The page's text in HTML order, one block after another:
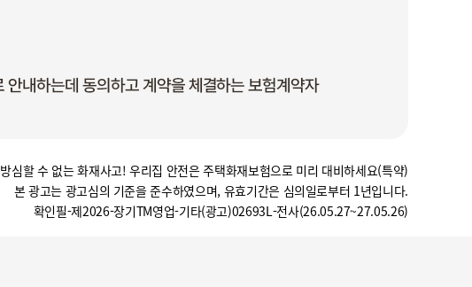
방심할 수 없는 화재사고! 우리집 안전은 주택화재보험으로 미리 대비하세요(특약)
본 광고는 광고심의 기준을 준수하였으며, 유효기간은 심의일로부터 1년입니다.
확인필-제2026-장기TM영업-기타(광고)02693L-전사(26.05.27~27.05.26)